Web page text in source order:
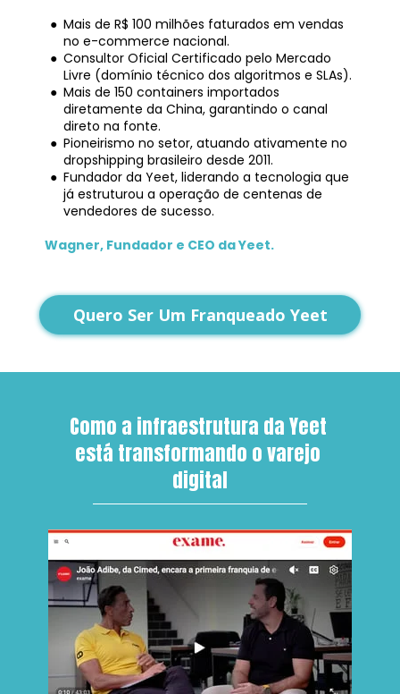
Mais de R$ 100 milhões faturados em vendas
no e-commerce nacional.
Consultor Oficial Certificado pelo Mercado
Livre (domínio técnico dos algoritmos e SLAs).
Mais de 150 containers importados
diretamente da China, garantindo o canal
direto na fonte.
Pioneirismo no setor, atuando ativamente no
dropshipping brasileiro desde 2011.
Fundador da Yeet, liderando a tecnologia que
já estruturou a operação de centenas de
vendedores de sucesso.
Wagner, Fundador e CEO da Yeet.
Quero Ser Um Franqueado Yeet
Como a infraestrutura da Yeet
está transformando o varejo
digital